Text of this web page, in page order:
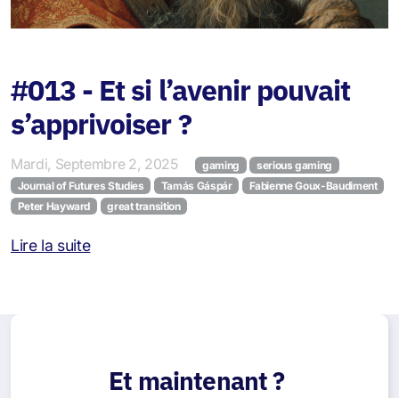
#013 - Et si l’avenir pouvait
s’apprivoiser ?
Mardi, Septembre 2, 2025 gaming
serious gaming
Journal of Futures Studies
Tamás Gáspár
Fabienne Goux-Baudiment
Peter Hayward
great transition
Lire la suite
Et maintenant ?